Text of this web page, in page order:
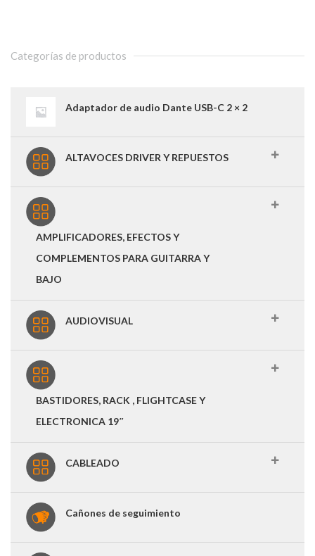
Categorías de productos
Adaptador de audio Dante USB-C 2 × 2
ALTAVOCES DRIVER Y REPUESTOS
AMPLIFICADORES, EFECTOS Y
COMPLEMENTOS PARA GUITARRA Y
BAJO
AUDIOVISUAL
BASTIDORES, RACK , FLIGHTCASE Y
ELECTRONICA 19″
CABLEADO
Cañones de seguimiento